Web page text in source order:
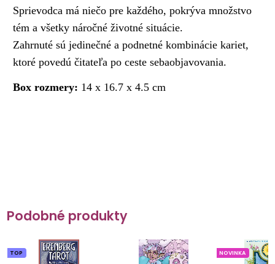
Sprievodca má niečo pre každého, pokrýva množstvo
tém a všetky náročné životné situácie.
Zahrnuté sú jedinečné a podnetné kombinácie kariet,
ktoré povedú čitateľa po ceste sebaobjavovania.
Box rozmery: 14 x 16.7 x 4.5 cm
Podobné produkty
TOP NOVINKA